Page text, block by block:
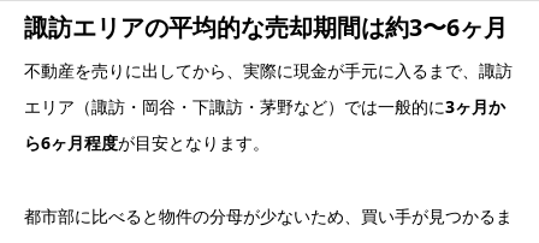
諏訪エリアの平均的な売却期間は約3〜6ヶ月
不動産を売りに出してから、実際に現金が手元に入るまで、諏訪
エリア（諏訪・岡谷・下諏訪・茅野など）では一般的に3ヶ月か
ら6ヶ月程度が目安となります。
都市部に比べると物件の分母が少ないため、買い手が見つかるま